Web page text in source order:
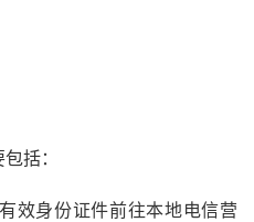
括：
效身份证件前往本地电信营